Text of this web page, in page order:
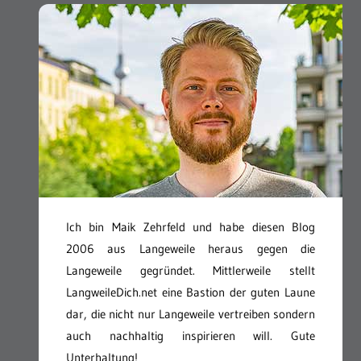
Ich bin Maik Zehrfeld und habe diesen Blog
2006 aus Langeweile heraus gegen die
Langeweile gegründet. Mittlerweile stellt
LangweileDich.net eine Bastion der guten Laune
dar, die nicht nur Langeweile vertreiben sondern
auch nachhaltig inspirieren will. Gute
Unterhaltung!